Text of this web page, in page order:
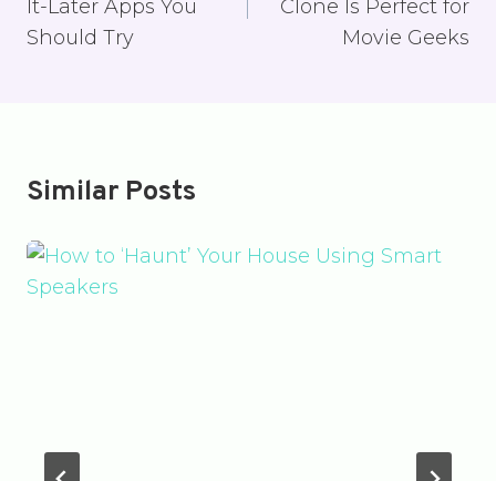
It-Later Apps You
Should Try
Clone Is Perfect for
Movie Geeks
Similar Posts